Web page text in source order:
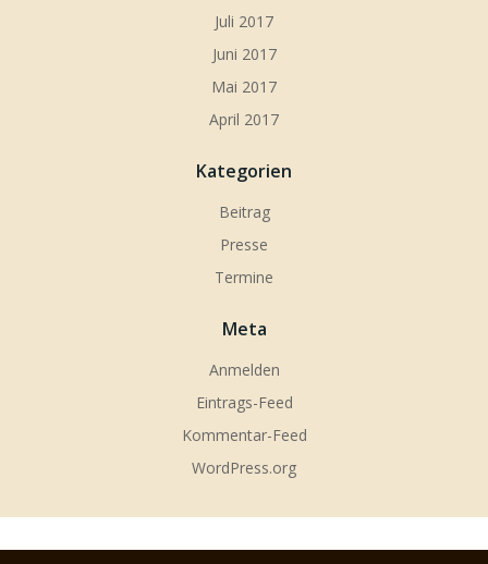
Juli 2017
Juni 2017
Mai 2017
April 2017
Kategorien
Beitrag
Presse
Termine
Meta
Anmelden
Eintrags-Feed
Kommentar-Feed
WordPress.org